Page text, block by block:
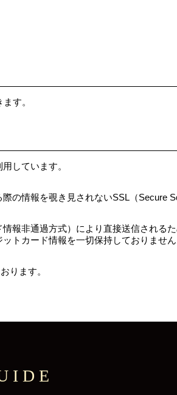
す。
しています。
の情報を覗き見されないSSL（Secure
報非通過方式）により直接送信される
トカード情報を一切保持しておりません
ります。